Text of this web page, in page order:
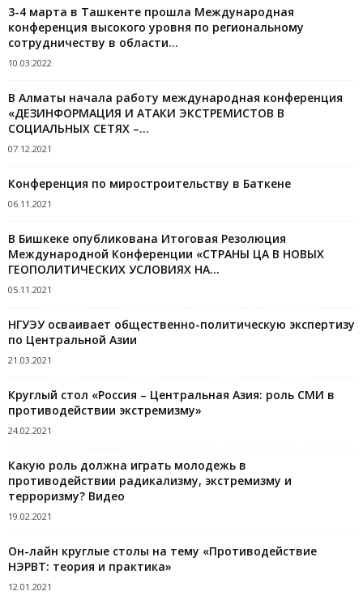
3-4 марта в Ташкенте прошла Международная
конференция высокого уровня по региональному
сотрудничеству в области...
10.03.2022
В Алматы начала работу международная конференция
«ДЕЗИНФОРМАЦИЯ И АТАКИ ЭКСТРЕМИСТОВ В
СОЦИАЛЬНЫХ СЕТЯХ –...
07.12.2021
Конференция по миростроительству в Баткене
06.11.2021
В Бишкеке опубликована Итоговая Резолюция
Международной Конференции «СТРАНЫ ЦА В НОВЫХ
ГЕОПОЛИТИЧЕСКИХ УСЛОВИЯХ НА...
05.11.2021
НГУЭУ осваивает общественно-политическую экспертизу
по Центральной Азии
21.03.2021
Круглый стол «Россия – Центральная Азия: роль СМИ в
противодействии экстремизму»
24.02.2021
Какую роль должна играть молодежь в
противодействии радикализму, экстремизму и
терроризму? Видео
19.02.2021
Он-лайн круглые столы на тему «Противодействие
НЭРВТ: теория и практика»
12.01.2021